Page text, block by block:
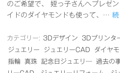
のご希望で、 姪っ子さんへプレ
イドのダイヤモンドも使って、…
カテゴリー: 3Dデザイン 3Dプリンタ
ジュエリー
ジュエリーCAD ダイヤ
指輪
真珠 記念日ジュエリ― 過去の